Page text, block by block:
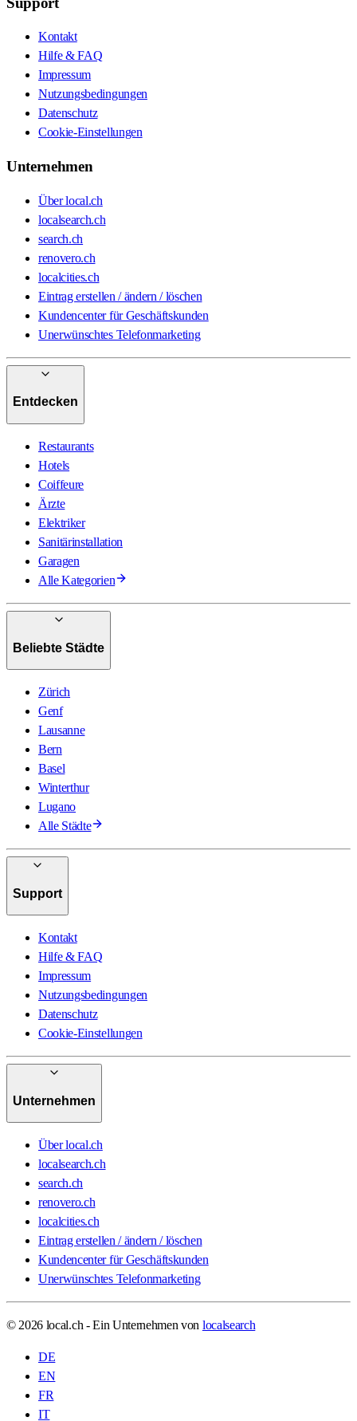
Kontakt
Hilfe & FAQ
Impressum
Nutzungsbedingungen
Datenschutz
Cookie-Einstellungen
Unternehmen
Über local.ch
localsearch.ch
search.ch
renovero.ch
localcities.ch
Eintrag erstellen / ändern / löschen
Kundencenter für Geschäftskunden
Unerwünschtes Telefonmarketing
Entdecken
Restaurants
Hotels
Coiffeure
Ärzte
Elektriker
Sanitärinstallation
Garagen
Alle Kategorien
Beliebte Städte
Zürich
Genf
Lausanne
Bern
Basel
Winterthur
Lugano
Alle Städte
Support
Kontakt
Hilfe & FAQ
Impressum
Nutzungsbedingungen
Datenschutz
Cookie-Einstellungen
Unternehmen
Über local.ch
localsearch.ch
search.ch
renovero.ch
localcities.ch
Eintrag erstellen / ändern / löschen
Kundencenter für Geschäftskunden
Unerwünschtes Telefonmarketing
© 2026 local.ch - Ein Unternehmen von localsearch
DE
EN
FR
IT